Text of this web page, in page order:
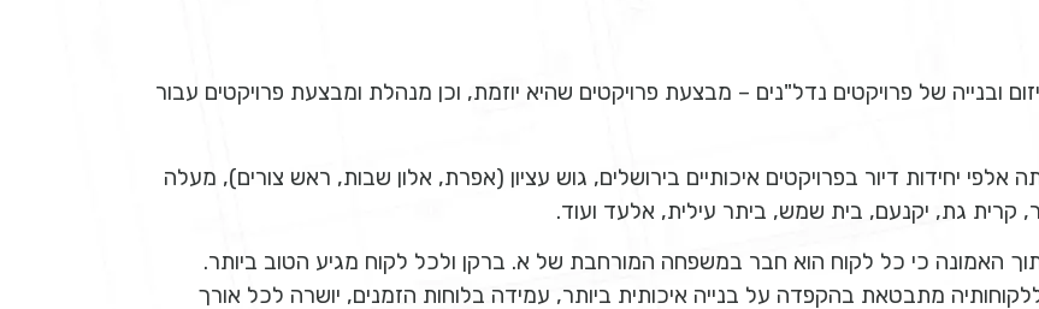
ובנייה של פרויקטים נדל"נים – מבצעת פרויקטים שהיא יוזמת, וכן מנהלת ומבצעת פרויקטים עבור
אלפי יחידות דיור בפרויקטים איכותיים בירושלים, גוש עציון (אפרת, אלון שבות, ראש צורים), מעלה
קרית גת, יקנעם, בית שמש, ביתר עילית, אלעד ועוד.
האמונה כי כל לקוח הוא חבר במשפחה המורחבת של א. ברקן ולכל לקוח מגיע הטוב ביותר.
מתבטאת בהקפדה על בנייה איכותית ביותר, עמידה בלוחות הזמנים, יושרה לכל אורך